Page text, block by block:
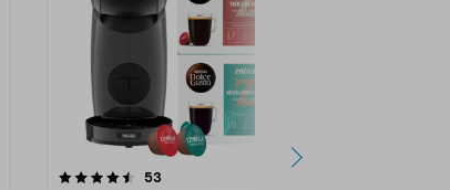
53
4.0 av 5 stjärnor